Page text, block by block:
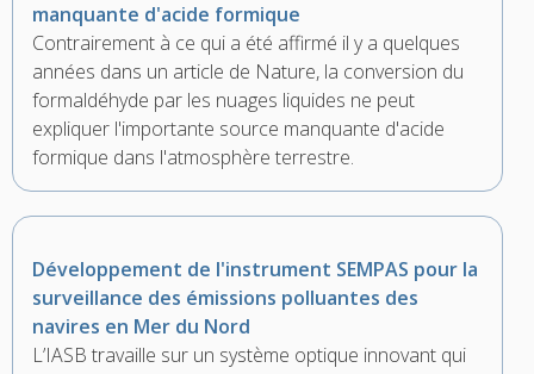
manquante d'acide formique
Contrairement à ce qui a été affirmé il y a quelques
années dans un article de Nature, la conversion du
formaldéhyde par les nuages liquides ne peut
expliquer l'importante source manquante d'acide
formique dans l'atmosphère terrestre.
Développement de l'instrument SEMPAS pour la
surveillance des émissions polluantes des
navires en Mer du Nord
L’IASB travaille sur un système optique innovant qui